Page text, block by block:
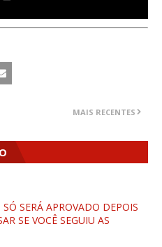
MAIS RECENTES
SERÁ APROVADO DEPOIS
SE VOCÊ SEGUIU AS